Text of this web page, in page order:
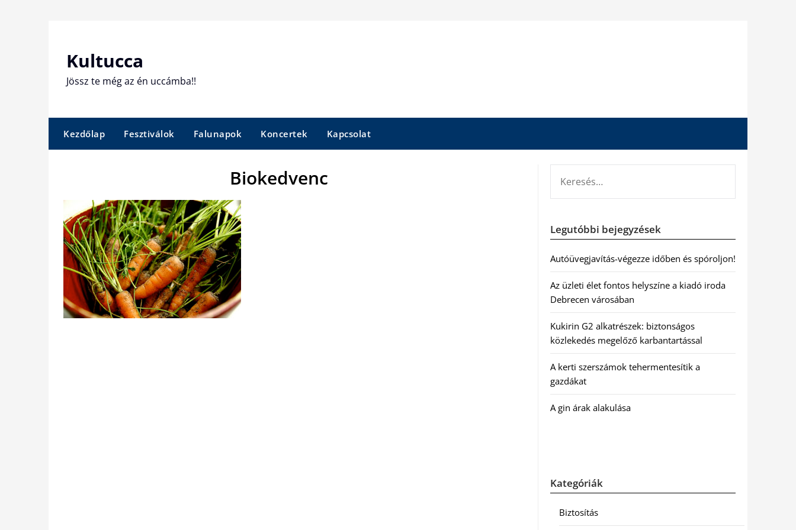
Kultucca
Jössz te még az én uccámba!!
Kezdőlap Fesztiválok Falunapok Koncertek Kapcsolat
Biokedvenc
Legutóbbi bejegyzések
Autóüvegjavítás-végezze időben és spóroljon!
Az üzleti élet fontos helyszíne a kiadó iroda
Debrecen városában
Kukirin G2 alkatrészek: biztonságos
közlekedés megelőző karbantartással
A kerti szerszámok tehermentesítik a
gazdákat
A gin árak alakulása
Kategóriák
Biztosítás